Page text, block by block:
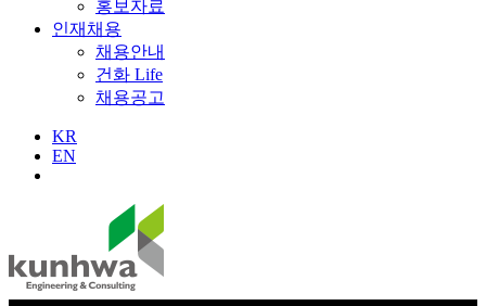
홍보자료
인재채용
채용안내
건화 Life
채용공고
KR
EN